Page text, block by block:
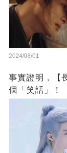
2024/08/01
事實證明，【
個「笑話」！